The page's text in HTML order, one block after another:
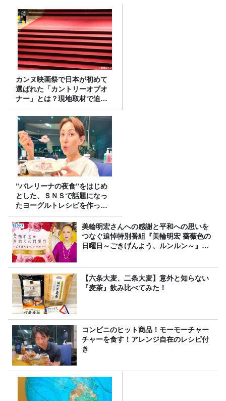
カンヌ映画祭で日本が初めて
選ばれた「カントリーオブオ
ナー」とは？現地取材で迫る
選出の意味
”バレリーナの夜食”をはじめ
とした、ＳＮＳで話題になっ
たヨーグルトレシピを作って
みた！
美輪明宏さんへの感謝と平和への思いを
つなぐ追悼特別番組『美輪明宏 薔薇色の
日曜日～ごきげんよう、ルンルン～』
【六条大麦、二条大麦】意外と知らない
『麦茶』飲み比べてみた！
コンビニのヒット商品！モーモーチャー
チャーを食す！アレンジ自在のレシピ付
き